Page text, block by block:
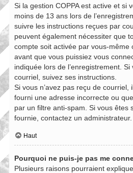
Si la gestion COPPA est active et si
moins de 13 ans lors de
suivre les instructions reçues par
peuvent également nécessiter que
compte soit activée par vous-même
avant que vous puissiez vous
indiquée lors de l’enregistrement.
courriel, suivez ses instructions.
Si vous n’avez pas reçu de
fourni une adresse incorrecte ou
par un filtre anti-spam. Si vous êtes
fournie, contactez un administrateur.
Haut
Pourquoi ne puis-je pas me
Plusieurs raisons pourraient